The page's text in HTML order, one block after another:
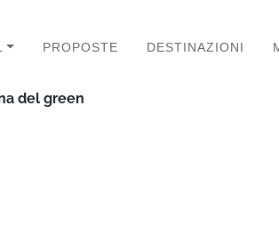
PROPOSTE DESTINAZIONI
del green